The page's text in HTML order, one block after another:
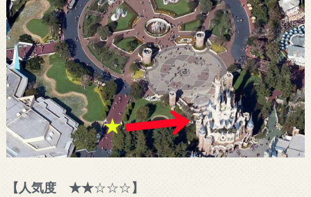
【人気度 ★★☆☆☆】